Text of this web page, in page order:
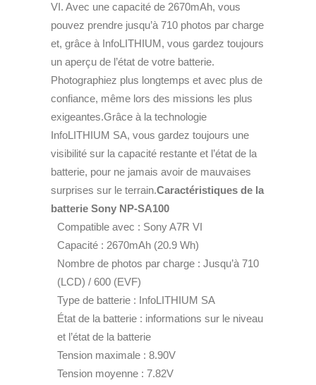
VI. Avec une capacité de 2670mAh, vous
pouvez prendre jusqu’à 710 photos par charge
et, grâce à InfoLITHIUM, vous gardez toujours
un aperçu de l’état de votre batterie.
Photographiez plus longtemps et avec plus de
confiance, même lors des missions les plus
exigeantes.Grâce à la technologie
InfoLITHIUM SA, vous gardez toujours une
visibilité sur la capacité restante et l’état de la
batterie, pour ne jamais avoir de mauvaises
surprises sur le terrain.Caractéristiques de la
batterie Sony NP-SA100
Compatible avec : Sony A7R VI
Capacité : 2670mAh (20.9 Wh)
Nombre de photos par charge : Jusqu’à 710
(LCD) / 600 (EVF)
Type de batterie : InfoLITHIUM SA
État de la batterie : informations sur le niveau
et l’état de la batterie
Tension maximale : 8.90V
Tension moyenne : 7.82V